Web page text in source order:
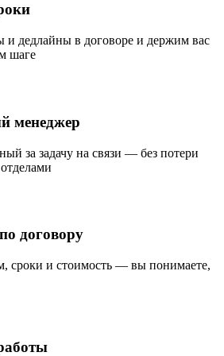
и дедлайны в договоре и держим вас
шаге
менеджер
за задачу на связи — без потери
договору
сроки и стоимость — вы понимаете,